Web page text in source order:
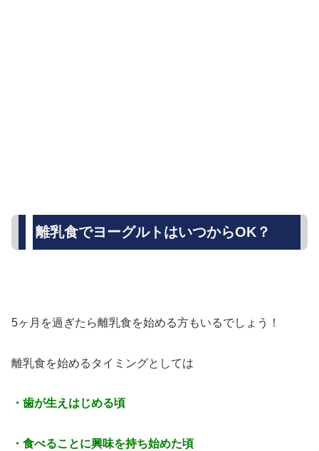
離乳食でヨーグルトはいつからOK？
5ヶ月を過ぎたら離乳食を始める方もいるでしょう！
離乳食を始めるタイミングとしては
・歯が生えはじめる頃
・食べることに興味を持ち始めた頃